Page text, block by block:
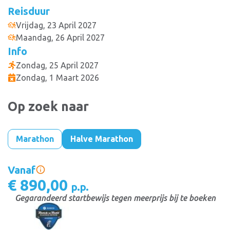
Reisduur
Vrijdag, 23 April 2027
Maandag, 26 April 2027
Info
Zondag, 25 April 2027
Zondag, 1 Maart 2026
Op zoek naar
Marathon Halve Marathon
Vanaf
€ 890,00 p.p.
Gegarandeerd startbewijs tegen meerprijs bij te boeken